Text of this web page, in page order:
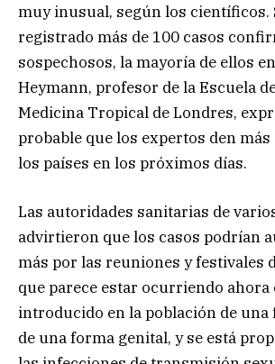
muy inusual, según los científicos.
registrado más de 100 casos
sospechosos, la mayoría de ellos
Heymann, profesor de la Escuela
Medicina Tropical de Londres,
probable que los expertos den
los países en los próximos días.
Las autoridades sanitarias de
advirtieron que los casos podrían
más por las reuniones y festivales
que parece estar ocurriendo ahora
introducido en la población de una
de una forma genital, y se está